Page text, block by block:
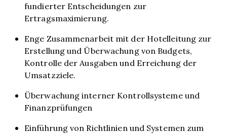
fundierter Entscheidungen zur
Ertragsmaximierung.
Enge Zusammenarbeit mit der Hotelleitung zur
Erstellung und Überwachung von Budgets,
Kontrolle der Ausgaben und Erreichung der
Umsatzziele.
Überwachung interner Kontrollsysteme und
Finanzprüfungen
Einführung von Richtlinien und Systemen zum